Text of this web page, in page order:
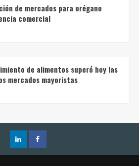
de mercados para orégano
comercial
de alimentos superó hoy las
mercados mayoristas